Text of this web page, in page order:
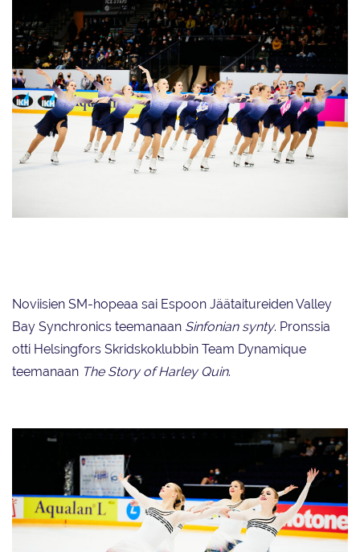
Noviisien SM-hopeaa sai Espoon Jäätaitureiden Valley
Bay Synchronics teemanaan Sinfonian synty. Pronssia
otti Helsingfors Skridskoklubbin Team Dynamique
teemanaan The Story of Harley Quin.